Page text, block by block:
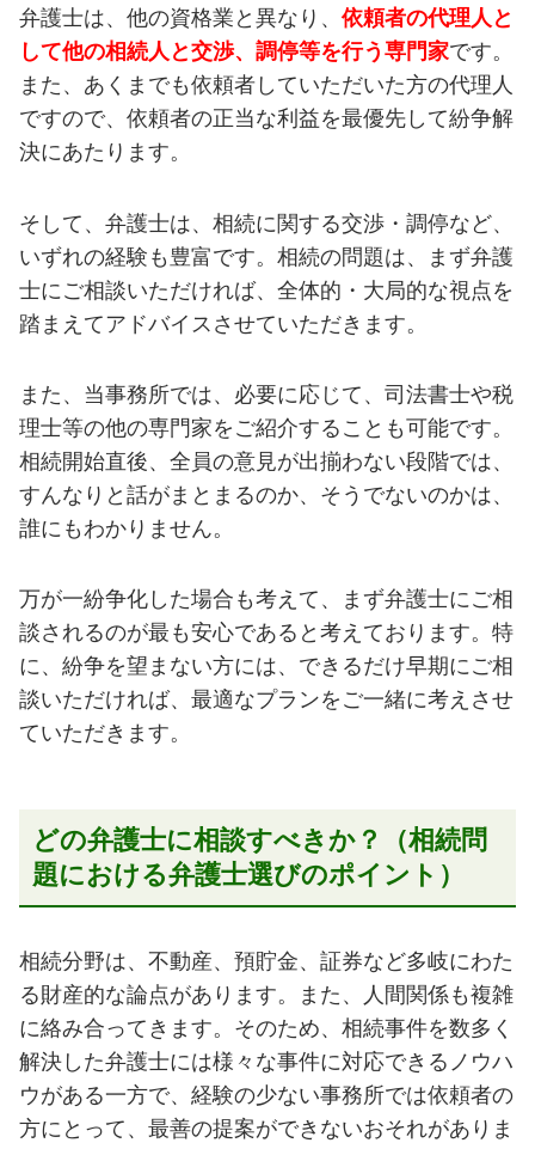
弁護士は、他の資格業と異なり、 依頼者の代理人と
して他の相続人と交渉、調停等を行う専門家です。
また、あくまでも依頼者していただいた方の代理人
ですので、依頼者の正当な利益を最優先して紛争解
決にあたります。
そして、弁護士は、相続に関する交渉・調停など、
いずれの経験も豊富です。相続の問題は、まず弁護
士にご相談いただければ、全体的・大局的な視点を
踏まえてアドバイスさせていただきます。
また、当事務所では、必要に応じて、司法書士や税
理士等の他の専門家をご紹介することも可能です。
相続開始直後、全員の意見が出揃わない段階では、
すんなりと話がまとまるのか、そうでないのかは、
誰にもわかりません。
万が一紛争化した場合も考えて、まず弁護士にご相
談されるのが最も安心であると考えております。特
に、紛争を望まない方には、できるだけ早期にご相
談いただければ、最適なプランをご一緒に考えさせ
ていただきます。
どの弁護士に相談すべきか？（相続問
題における弁護士選びのポイント）
相続分野は、不動産、預貯金、証券など多岐にわた
る財産的な論点があります。また、人間関係も複雑
に絡み合ってきます。そのため、相続事件を数多く
解決した弁護士には様々な事件に対応できるノウハ
ウがある一方で、経験の少ない事務所では依頼者の
方にとって、最善の提案ができないおそれがありま